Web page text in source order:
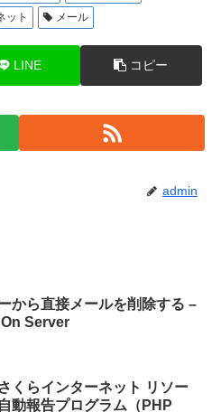
ット メール
LINE コピー
admin
から直接メールを削除する –
Server
くらインターネット リソー
動報告プログラム（PHP